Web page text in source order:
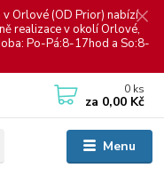
Orlové (OD Prior) nabízí
realizace v okolí Orlové,
Po-Pá:8-17hod a So:8-
Menu
0 ks
za 0,00 Kč